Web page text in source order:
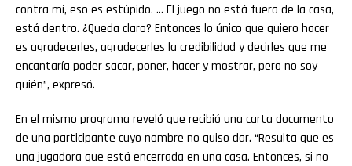
contra mí, eso es estúpido. … El juego no está fuera de la casa,
está dentro. ¿Queda claro? Entonces lo único que quiero hacer
es agradecerles, agradecerles la credibilidad y decirles que me
encantaría poder sacar, poner, hacer y mostrar, pero no soy
quién”, expresó.
En el mismo programa reveló que recibió una carta documento
de una participante cuyo nombre no quiso dar. “Resulta que es
una jugadora que está encerrada en una casa. Entonces, si no